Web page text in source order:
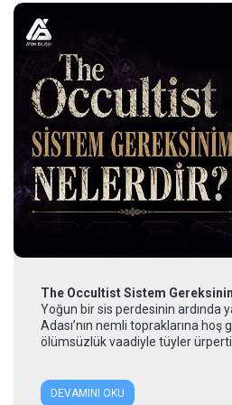
The Occultist Sistem
Yoğun bir sis perdesinin ardında
Adası’nın nemli topraklarına hoş
ölümsüzlük vaadiyle tüyler
DEVAMINI OKU